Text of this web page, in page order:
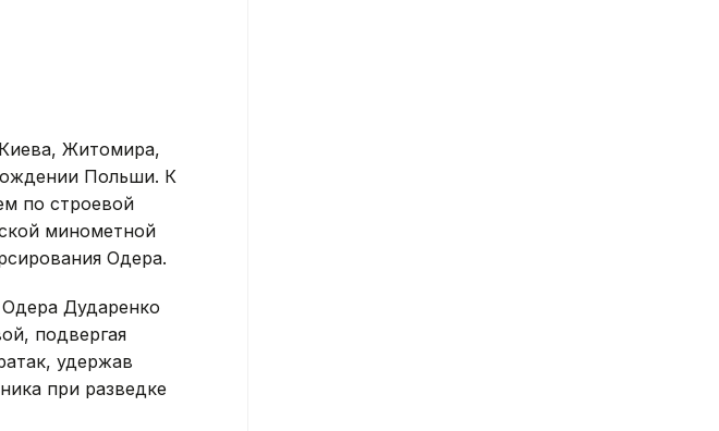
Житомира,
Польши. К
по строевой
минометной
Одера.
Дударенко
подвергая
удержав
при разведке